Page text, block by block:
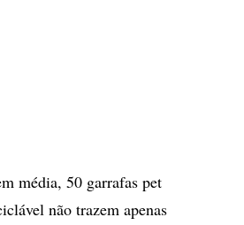
média, 50 garrafas pet
não trazem apenas